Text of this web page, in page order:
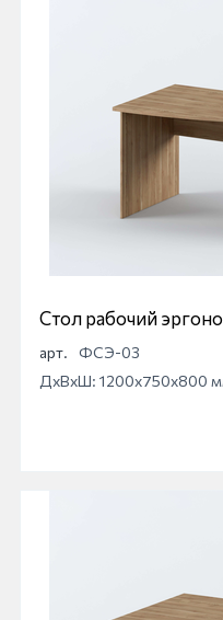
Стол рабочий
арт.
ФСЭ-03
ДхВхШ: 1200x750x800